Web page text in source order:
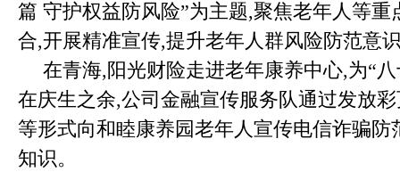
篇 守护权益防风险”为主题,聚焦老年人等重
合,开展精准宣传,提升老年人群风险防范意
在青海,阳光财险走进老年康养中心,为“
在庆生之余,公司金融宣传服务队通过发放
等形式向和睦康养园老年人宣传电信诈骗防
知识。